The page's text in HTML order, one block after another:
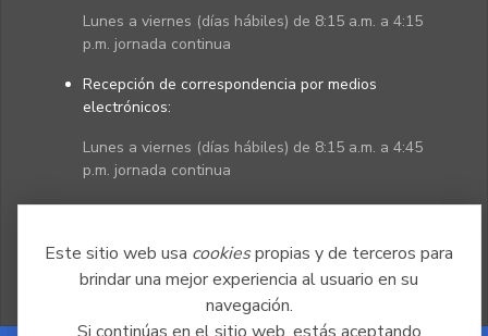
Este sitio web usa cookiespropias y de terceros para
brindar una mejor experiencia al usuario en su
navegación.
Lunes a viernes (días hábiles) de 8:15 a.m. a 4:15
p.m. jornada continua
Recepción de correspondencia por medios
electrónicos:
Lunes a viernes (días hábiles) de 8:15 a.m. a 4:45
p.m. jornada continua